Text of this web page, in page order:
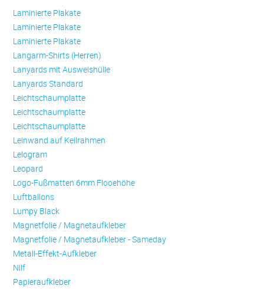
Laminierte Plakate
Laminierte Plakate
Laminierte Plakate
Langarm-Shirts (Herren)
Lanyards mit Ausweishülle
Lanyards Standard
Leichtschaumplatte
Leichtschaumplatte
Leichtschaumplatte
Leinwand auf Keilrahmen
Lelogram
Leopard
Logo-Fußmatten 6mm Flooehöhe
Luftballons
Lumpy Black
Magnetfolie / Magnetaufkleber
Magnetfolie / Magnetaufkleber - Sameday
Metall-Effekt-Aufkleber
Nilf
Papieraufkleber